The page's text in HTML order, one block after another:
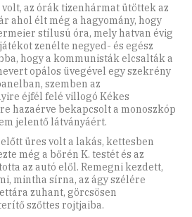
az órák tizenhármat ütöttek az
ahol élt még a hagyomány, hogy
stílusú óra, mely hatvan évig
zenélte negyed- és egész
hogy a kommunisták elcsalták a
opálos üvegével egy szekrény
szemben az
éjfél felé villogó Kékes
hazaérve bekapcsolt a monoszkóp
jelentő látványáért.
üres volt a lakás, kettesben
még a bőrén K. testét és az
az autó elől. Remegni kezdett,
mintha sírna, az ágy szélére
zuhant, görcsösen
szőttes rojtjaiba.